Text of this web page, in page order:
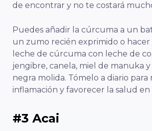
de encontrar y no te costará
Puedes añadir la cúrcuma a un
un zumo recién exprimido o
leche de cúrcuma con leche de
jengibre, canela, miel de manuka
negra molida. Tómelo a diario para
inflamación y favorecer la salud en
#3 Acai